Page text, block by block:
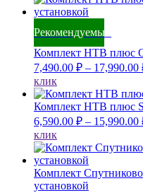
Рекомендуемый
Комплект НТВ плюс
7,490.00 ₽ – 17,990.00
клик
Комплект НТВ плюс
6,590.00 ₽ – 15,990.00
клик
Комплект
установкой